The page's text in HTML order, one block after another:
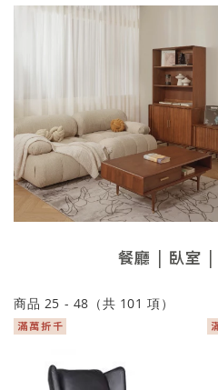
餐廳 臥室
商品 25 - 48 （共 101 項）